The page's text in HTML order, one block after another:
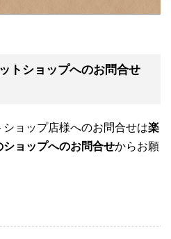
トショップへのお問合せ
ョップ店様へのお問合せは楽
ョップへのお問合せからお願